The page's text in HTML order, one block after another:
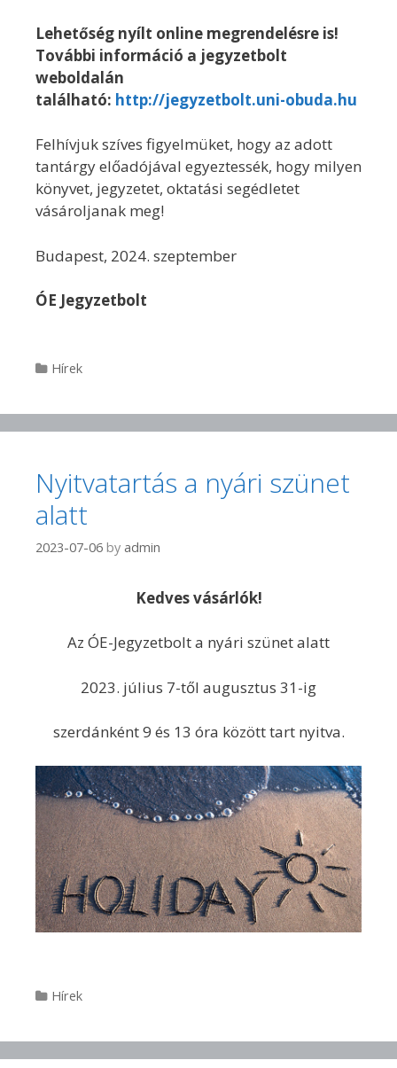
Lehetőség nyílt online megrendelésre is!
További információ a jegyzetbolt
weboldalán
található: http://jegyzetbolt.uni-obuda.hu
Felhívjuk szíves figyelmüket, hogy az adott
tantárgy előadójával egyeztessék, hogy milyen
könyvet, jegyzetet, oktatási segédletet
vásároljanak meg!
Budapest, 2024. szeptember
ÓE Jegyzetbolt
Categories
Hírek
Nyitvatartás a nyári szünet
alatt
2023-07-06 by admin
Kedves vásárlók!
Az ÓE-Jegyzetbolt a nyári szünet alatt
2023. július 7-től augusztus 31-ig
szerdánként 9 és 13 óra között tart nyitva.
Categories
Hírek